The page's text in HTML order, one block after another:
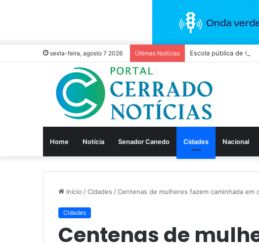
sexta-feira, agosto 7 2026 Últimas Notícias Escola pública de
Home Notícia Senador Canedo Cidades Nacional
Início /Cidades /Centenas de mulheres fazem caminhada em
Cidades
Centenas de